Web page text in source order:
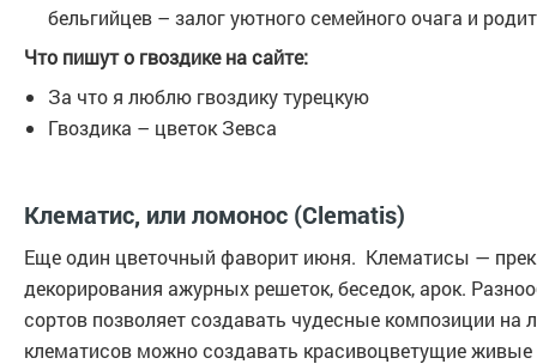
бельгийцев – залог уютного семейного очага и
Что пишут о гвоздике на сайте:
За что я люблю гвоздику турецкую
Гвоздика – цветок Зевса
Клематис, или ломонос (Clematis)
Еще один цветочный фаворит июня. Клематисы —
декорирования ажурных решеток, беседок, арок.
сортов позволяет создавать чудесные композиции на
клематисов можно создавать красивоцветущие живые